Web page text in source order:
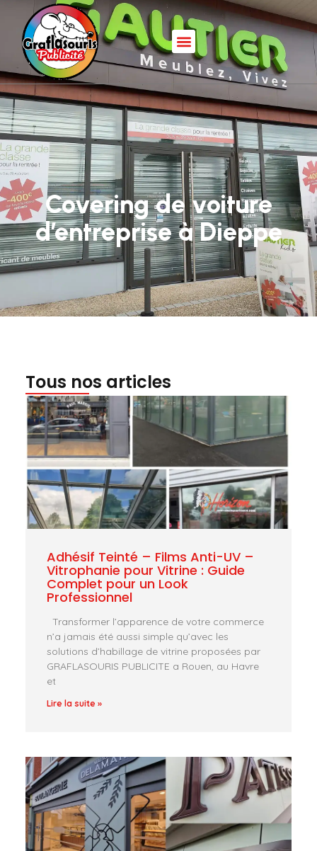
Covering de voiture
d’entreprise à Dieppe
Tous nos articles
Adhésif Teinté – Films Anti-UV –
Vitrophanie pour Vitrine : Guide
Complet pour un Look
Professionnel
Transformer l’apparence de votre commerce
n’a jamais été aussi simple qu’avec les
solutions d’habillage de vitrine proposées par
GRAFLASOURIS PUBLICITE a Rouen, au Havre
et
Lire la suite »